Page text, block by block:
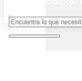
Buscar